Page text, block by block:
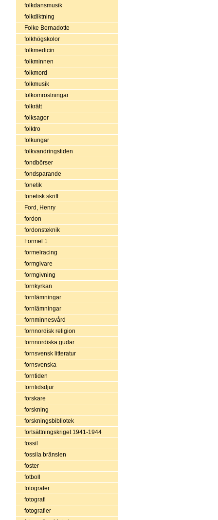
folkdansmusik
folkdiktning
Folke Bernadotte
folkhögskolor
folkmedicin
folkminnen
folkmord
folkmusik
folkomröstningar
folkrätt
folksagor
folktro
folkungar
folkvandringstiden
fondbörser
fondsparande
fonetik
fonetisk skrift
Ford, Henry
fordon
fordonsteknik
Formel 1
formelracing
formgivare
formgivning
fornkyrkan
fornlämningar
fornlämningar
fornminnesvård
fornnordisk religion
fornnordiska gudar
fornsvensk litteratur
fornsvenska
forntiden
forntidsdjur
forskare
forskning
forskningsbibliotek
fortsättningskriget 1941-1944
fossil
fossila bränslen
foster
fotboll
fotografer
fotografi
fotografier